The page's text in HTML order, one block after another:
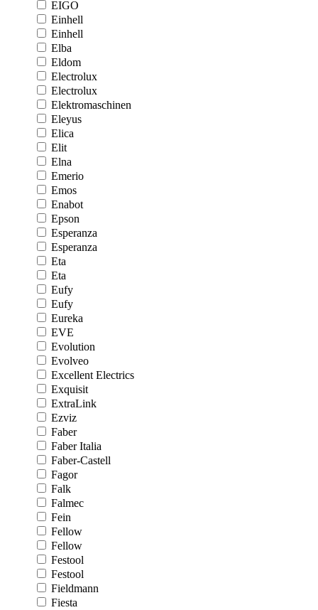
EIGO
Einhell
Einhell
Elba
Eldom
Electrolux
Electrolux
Elektromaschinen
Eleyus
Elica
Elit
Elna
Emerio
Emos
Enabot
Epson
Esperanza
Esperanza
Eta
Eta
Eufy
Eufy
Eureka
EVE
Evolution
Evolveo
Excellent Electrics
Exquisit
ExtraLink
Ezviz
Faber
Faber Italia
Faber-Castell
Fagor
Falk
Falmec
Fein
Fellow
Fellow
Festool
Festool
Fieldmann
Fiesta